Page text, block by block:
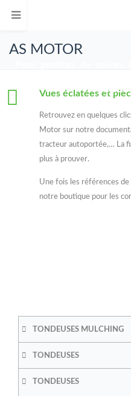
mode
AS MOTOR
Vues éclatées et
Retrouvez en quelques
Motor sur notre
tracteur autoportée,… La
plus à prouver.
Une fois les références
notre boutique pour les
TONDEUSES MULCHING
TONDEUSES
TONDEUSES